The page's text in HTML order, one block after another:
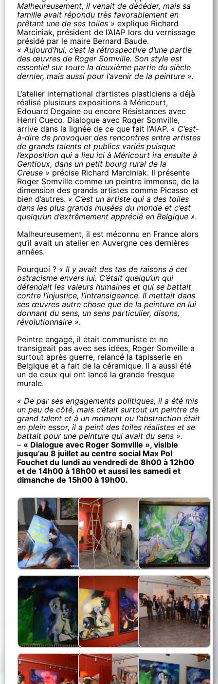
Malheureusement, il venait de décéder, mais sa
famille avait répondu très favorablement en
prêtant une de ses toiles »explique Richard
Marciniak, président de l’AIAP lors du vernissage
présidé par le maire Bernard Baude.
« Aujourd’hui, c’est la rétrospective d’une partie
des œuvres de Roger Somville. Son style est
essentiel sur toute la deuxième partie du siècle
dernier, mais aussi pour l’avenir de la peinture ».
L’atelier international d’artistes plasticiens a déjà
réalisé plusieurs expositions à Méricourt,
Edouard Degaine ou encore Résistances avec
Henri Cueco. Dialogue avec Roger Somville,
arrive dans la lignée de ce que fait l’AIAP. « C’est-
à-dire de provoquer des rencontres entre artistes
de grands talents et publics variés puisque
l’exposition qui a lieu ici à Méricourt ira ensuite à
Gentioux, dans un petit bourg rural de la
Creuse » précise Richard Marciniak. Il présente
Roger Somville comme un peintre immense, de la
dimension des grands artistes comme Picasso et
bien d’autres. « C’est un artiste qui a des toiles
dans les plus grands musées du monde et c’est
quelqu’un d’extrêmement apprécié en Belgique ».
Malheureusement, il est méconnu en France alors
qu’il avait un atelier en Auvergne ces dernières
années.
Pourquoi ? « Il y avait des tas de raisons à cet
ostracisme envers lui. C’était quelqu’un qui
défendait les valeurs humaines et qui se battait
contre l’injustice, l’intransigeance. Il mettait dans
ses œuvres autre chose que de la peinture en lui
donnant du sens, un sens particulier, disons,
révolutionnaire ».
Peintre engagé, il était communiste et ne
transigeait pas avec ses idées, Roger Somville a
surtout après guerre, relancé la tapisserie en
Belgique et a fait de la céramique. Il a aussi été
un de ceux qui ont lancé la grande fresque
murale.
« De par ses engagements politiques, il a été mis
un peu de côté, mais c’était surtout un peintre de
grand talent et à un moment ou l’abstraction était
en plein essor, il a peint des toiles réalistes et se
battait pour une peinture qui avait du sens ».
– « Dialogue avec Roger Somville », visible
jusqu’au 8 juillet au centre social Max Pol
Fouchet du lundi au vendredi de 8h00 à 12h00
et de 14h00 à 18h00 et aussi les samedi et
dimanche de 15h00 à 19h00.